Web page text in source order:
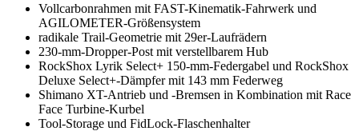
Vollcarbonrahmen mit FAST-Kinematik-Fahrwerk und
AGILOMETER-Größensystem
radikale Trail-Geometrie mit 29er-Laufrädern
230-mm-Dropper-Post mit verstellbarem Hub
RockShox Lyrik Select+ 150-mm-Federgabel und RockShox
Deluxe Select+-Dämpfer mit 143 mm Federweg
Shimano XT-Antrieb und -Bremsen in Kombination mit Race
Face Turbine-Kurbel
Tool-Storage und FidLock-Flaschenhalter